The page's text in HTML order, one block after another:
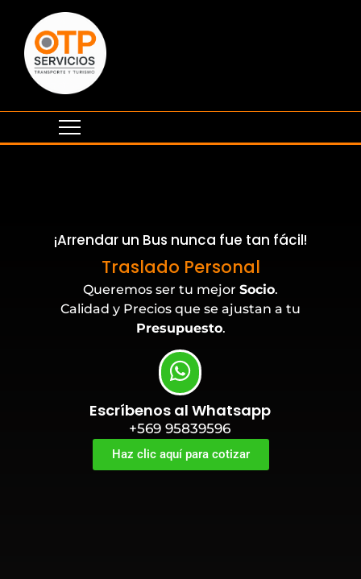
¡Arrendar un Bus nunca fue tan fácil!
Traslado Personal
Eventos Corporativos
Queremos ser tu mejor Socio.
Calidad y Precios que se ajustan a tu
Presupuesto.
Escríbenos al Whatsapp
+569 95839596
Haz clic aquí para cotizar